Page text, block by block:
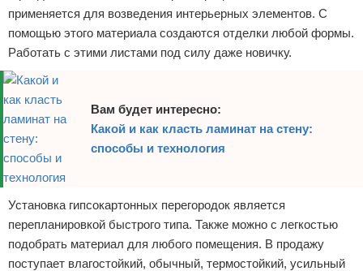
применяется для возведения интерьерных элементов. С
помощью этого материала создаются отделки любой формы.
Работать с этими листами под силу даже новичку.
Вам будет интересно:
Какой и как класть ламинат на стену:
способы и технология
Установка гипсокартонных перегородок является
перепланировкой быстрого типа. Также можно с легкостью
подобрать материал для любого помещения. В продажу
поступает влагостойкий, обычный, термостойкий, усильный